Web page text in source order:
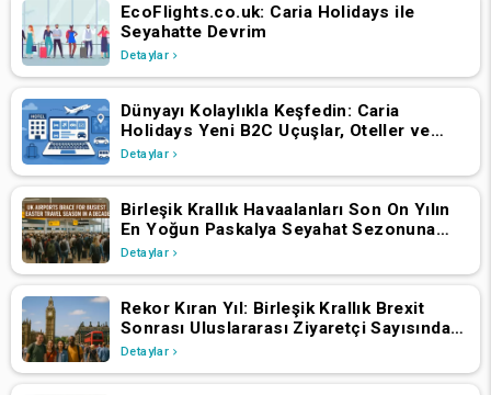
EcoFlights.co.uk: Caria Holidays ile
Seyahatte Devrim
Detaylar
Dünyayı Kolaylıkla Keşfedin: Caria
Holidays Yeni B2C Uçuşlar, Oteller ve
Tatil Paketleri Platformunu Başlattı
Detaylar
Birleşik Krallık Havaalanları Son On Yılın
En Yoğun Paskalya Seyahat Sezonuna
Hazırlanıyor
Detaylar
Rekor Kıran Yıl: Birleşik Krallık Brexit
Sonrası Uluslararası Ziyaretçi Sayısında
Artış Yaşadı
Detaylar